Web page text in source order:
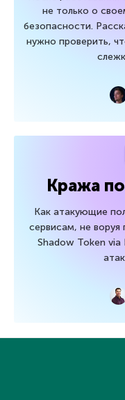
не только о
безопасности.
нужно проверить,
Кража
Как атакующие
сервисам, не воруя
Shadow Token via